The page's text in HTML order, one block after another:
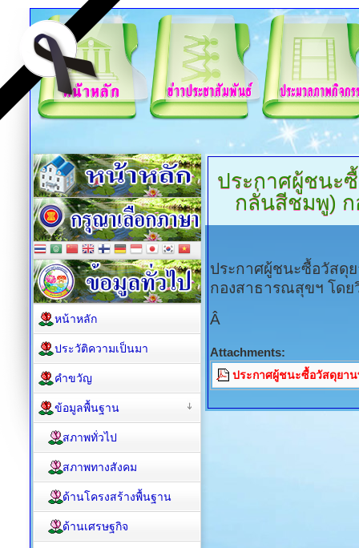
ประกาศผู้ชนะ
กลั่นสีชมพู) ก
ประกาศผู้ชนะซื้อวัสดุ
กองสาธารณสุขฯ โดย
Â
Attachments:
ประกาศผู้ชนะซื้อวัสดุยา
หน้าหลัก
ประวัติความเป็นมา
คำขวัญ
ข้อมูลพื้นฐาน
สภาพทั่วไป
สภาพทางสังคม
ด้านโครงสร้างพื้นฐาน
ด้านเศรษฐกิจ